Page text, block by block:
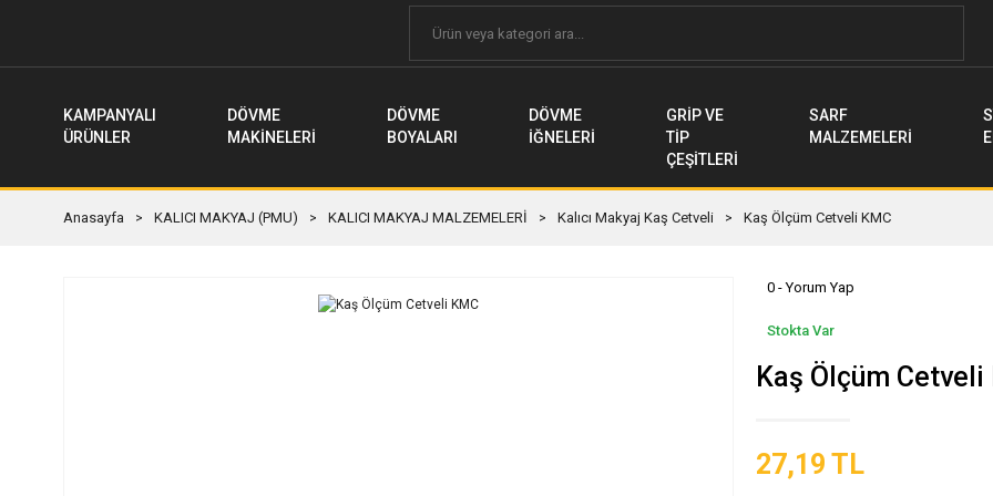
KAMPANYALI
ÜRÜNLER
DÖVME
MAKİNELERİ
DÖVME
BOYALARI
DÖVME
İĞNELERİ
GRİP VE
TİP
ÇEŞİTLERİ
SARF
MALZEMELERİ
Anasayfa KALICI MAKYAJ (PMU) KALICI MAKYAJ MALZEMELERİ Kalıcı Makyaj Kaş Cetveli Kaş Ölçüm Cetveli KMC
0 - Yorum Yap
Stokta Var
Kaş Ölçüm Cetveli
27,19 TL